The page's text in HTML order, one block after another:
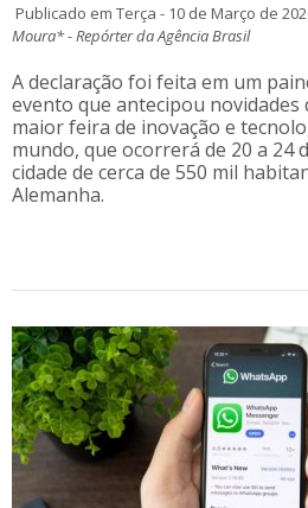
Publicado em Terça - 10 de Março de
Moura* - Repórter da Agência Brasil
A declaração foi feita em um
evento que antecipou novidades
maior feira de inovação e
mundo, que ocorrerá de 20 a 24
cidade de cerca de 550 mil
Alemanha.